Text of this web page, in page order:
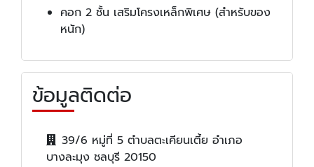
คอก 2 ชั้น เสริมโครงเหล็กพิเศษ (สำหรับของ
หนัก)
ข้อมูลติดต่อ
39/6 หมู่ที่ 5 ตำบลตะเคียนเตี้ย อำเภอ
บางละมุง ชลบุรี 20150